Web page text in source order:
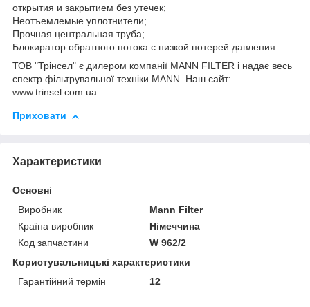
открытия и закрытием без утечек;
Неотъемлемые уплотнители;
Прочная центральная труба;
Блокиратор обратного потока с низкой потерей давления.
ТОВ "Трінсел" є дилером компанії MANN FILTER і надає весь
спектр фільтрувальної техніки MANN. Наш сайт:
www.trinsel.com.ua
Приховати
Характеристики
Основні
Виробник
Mann Filter
Країна виробник
Німеччина
Код запчастини
W 962/2
Користувальницькі характеристики
Гарантійний термін
12